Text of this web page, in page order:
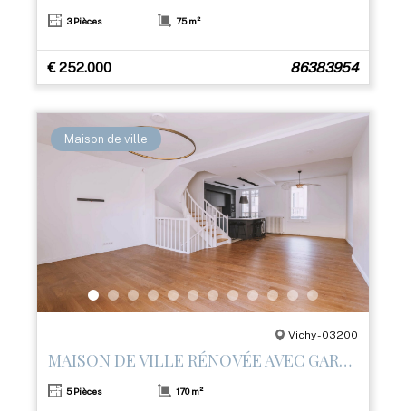
3 Pièces 75 m²
€ 252.000 86383954
Maison de ville
Vichy - 03200
MAISON DE VILLE RÉNOVÉE AVEC GARAGE ET 3 TERRASSES – CENTRE DE VICHY
5 Pièces 170 m²